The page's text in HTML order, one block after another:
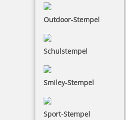
Outdoor-Stempel
Schulstempel
Smiley-Stempel
Sport-Stempel